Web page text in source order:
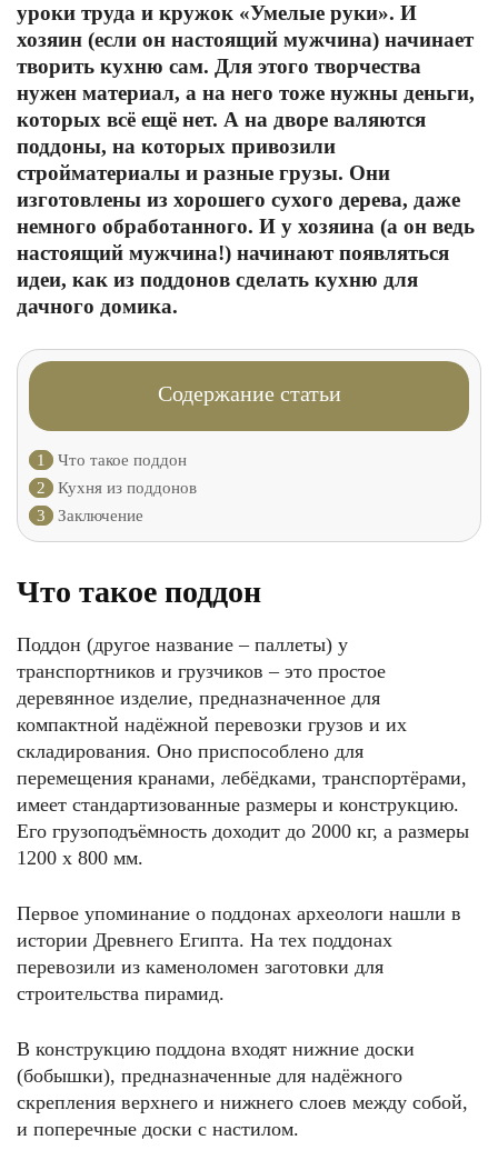
уроки труда и кружок «Умелые руки». И
хозяин (если он настоящий мужчина) начинает
творить кухню сам. Для этого творчества
нужен материал, а на него тоже нужны деньги,
которых всё ещё нет. А на дворе валяются
поддоны, на которых привозили
стройматериалы и разные грузы. Они
изготовлены из хорошего сухого дерева, даже
немного обработанного. И у хозяина (а он ведь
настоящий мужчина!) начинают появляться
идеи, как из поддонов сделать кухню для
дачного домика.
Содержание статьи
1
Что такое поддон
2
Кухня из поддонов
3
Заключение
Что такое поддон
Поддон (другое название – паллеты) у
транспортников и грузчиков – это простое
деревянное изделие, предназначенное для
компактной надёжной перевозки грузов и их
складирования. Оно приспособлено для
перемещения кранами, лебёдками, транспортёрами,
имеет стандартизованные размеры и конструкцию.
Его грузоподъёмность доходит до 2000 кг, а размеры
1200 x 800 мм.
Первое упоминание о поддонах археологи нашли в
истории Древнего Египта. На тех поддонах
перевозили из каменоломен заготовки для
строительства пирамид.
В конструкцию поддона входят нижние доски
(бобышки), предназначенные для надёжного
скрепления верхнего и нижнего слоев между собой,
и поперечные доски с настилом.